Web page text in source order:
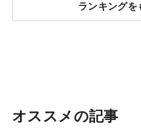
ランキングを
オススメの記事